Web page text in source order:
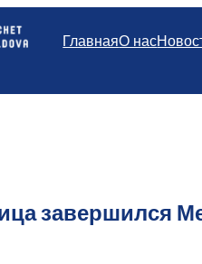
ГлавнаяО нас
завершился